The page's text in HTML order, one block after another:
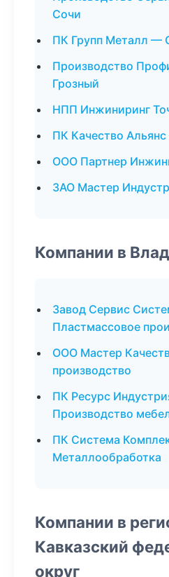
Сочи
ПК Групп Металл —
Производство
Грозный
НПП Инжиниринг
ПК Качество
ООО Партнер
ЗАО Мастер
Компании в
Завод Сервис
Пластмассовое
ООО Мастер
производство
ПК Ресурс
Производство
ПК Система
Металлообработка
Компании в
Кавказский
округ